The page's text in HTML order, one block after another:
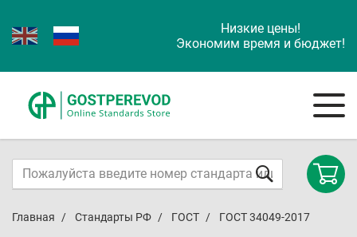
Низкие цены!
Экономим время и бюджет!
Главная Стандарты РФ ГОСТ ГОСТ 34049-2017